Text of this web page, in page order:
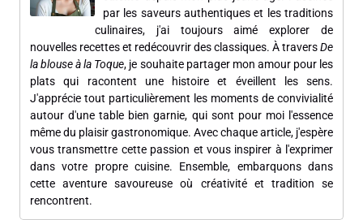
par les saveurs authentiques et les traditions
culinaires, j'ai toujours aimé explorer de
nouvelles recettes et redécouvrir des classiques. À traversDe
la blouse à la Toque, je souhaite partager mon amour pour les
plats qui racontent une histoire et éveillent les sens.
J'apprécie tout particulièrement les moments de convivialité
autour d'une table bien garnie, qui sont pour moi l'essence
même du plaisir gastronomique. Avec chaque article, j'espère
vous transmettre cette passion et vous inspirer à l'exprimer
dans votre propre cuisine. Ensemble, embarquons dans
cette aventure savoureuse où créativité et tradition se
rencontrent.